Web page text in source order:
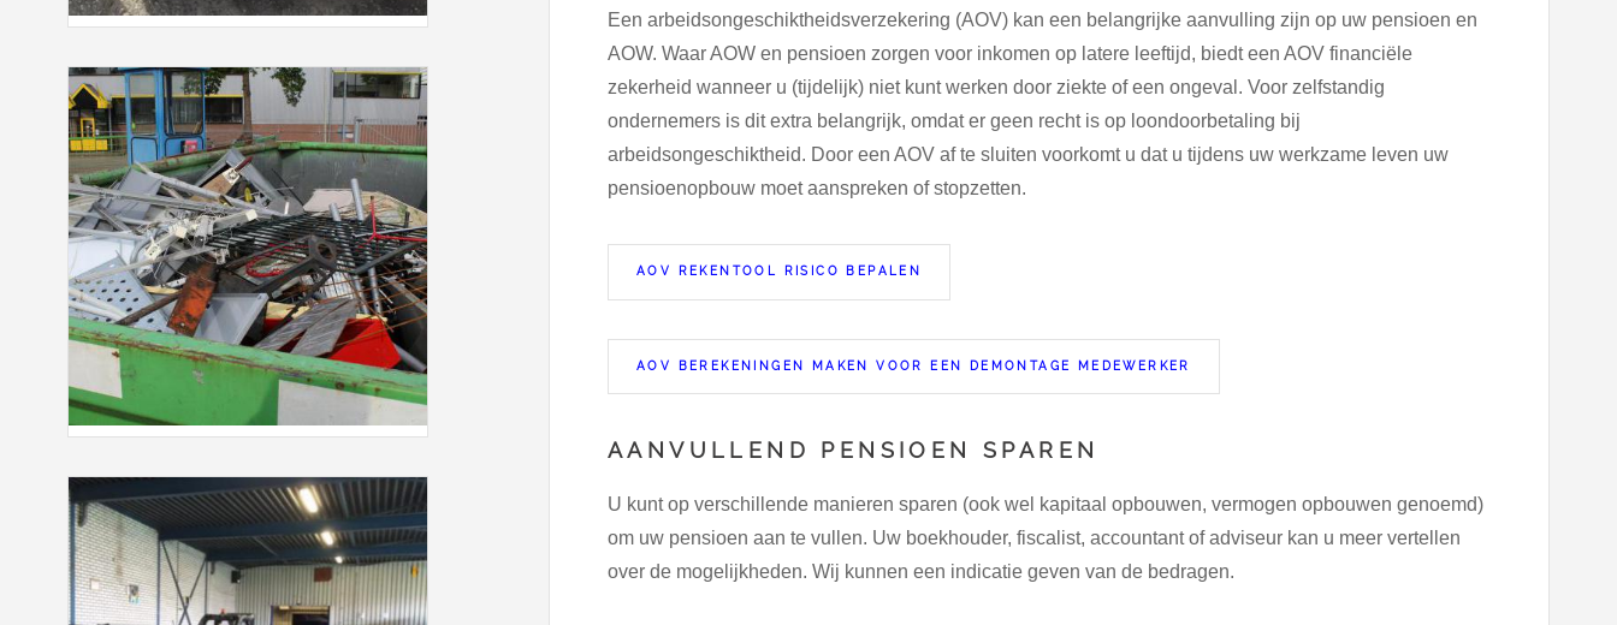
Een arbeidsongeschiktheidsverzekering (AOV) kan een belangrijke aanvulling zijn op uw pensioen en
AOW. Waar AOW en pensioen zorgen voor inkomen op latere leeftijd, biedt een AOV financiële
zekerheid wanneer u (tijdelijk) niet kunt werken door ziekte of een ongeval. Voor zelfstandig
ondernemers is dit extra belangrijk, omdat er geen recht is op loondoorbetaling bij
arbeidsongeschiktheid. Door een AOV af te sluiten voorkomt u dat u tijdens uw werkzame leven uw
pensioenopbouw moet aanspreken of stopzetten.
AOV REKENTOOL RISICO BEPALEN
AOV BEREKENINGEN MAKEN VOOR EEN DEMONTAGE MEDEWERKER
AANVULLEND PENSIOEN SPAREN
U kunt op verschillende manieren sparen (ook wel kapitaal opbouwen, vermogen opbouwen genoemd)
om uw pensioen aan te vullen. Uw boekhouder, fiscalist, accountant of adviseur kan u meer vertellen
over de mogelijkheden. Wij kunnen een indicatie geven van de bedragen.